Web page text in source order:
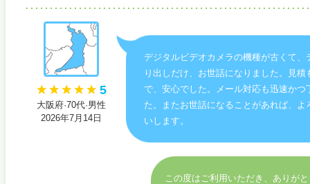
5
大阪府·70代·男性
2026年7月14日
デジタルビデオカメラの機種が古くて、
り出しだけ、お世話になりました。見積
で、安心でした。メール対応も迅速かつ
た。またお世話になることがあれば、よ
いします。
この度はご利用いただき、ありが